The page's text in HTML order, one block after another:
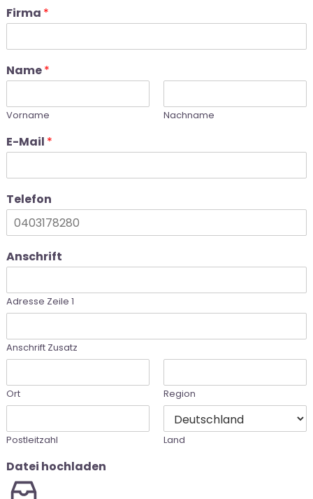
Firma *
Name*
Vorname Nachname
E-Mail *
Telefon
Anschrift
Adresse Zeile 1
Anschrift Zusatz
Ort Region
Postleitzahl Land
Datei hochladen